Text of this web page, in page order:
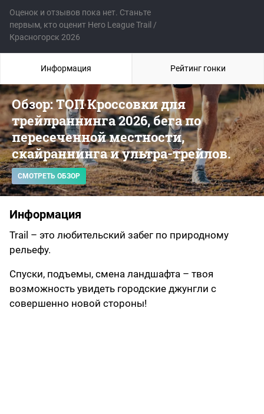
Оценок и отзывов пока нет. Станьте
первым, кто оценит Hero League Trail /
Красногорск 2026
Обзор: ТОП Кроссовки для
трейлраннинга 2026, бега по
пересеченной местности,
скайраннинга и ультра-трейлов.
СМОТРЕТЬ ОБЗОР
Информация
Trail – это любительский забег по природному
рельефу.
Спуски, подъемы, смена ландшафта – твоя
возможность увидеть городские джунгли с
совершенно новой стороны!
Информация Рейтинг гонки